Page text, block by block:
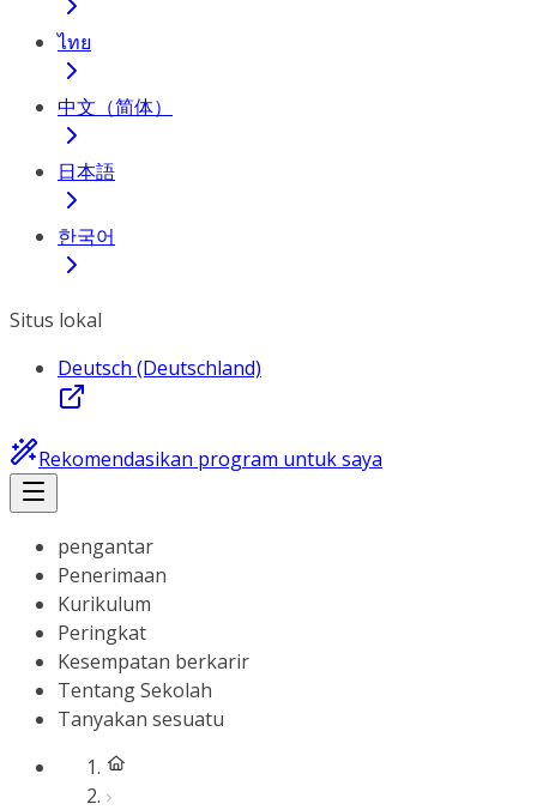
ไทย
中文（简体）
日本語
한국어
Situs lokal
Deutsch (Deutschland)
Rekomendasikan program untuk saya
pengantar
Penerimaan
Kurikulum
Peringkat
Kesempatan berkarir
Tentang Sekolah
Tanyakan sesuatu